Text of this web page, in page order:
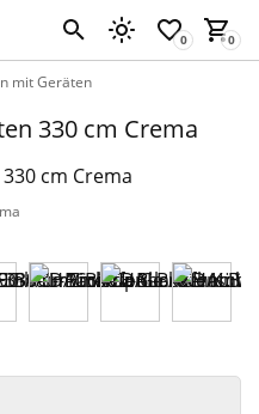
mit Geräten
330 cm Crema